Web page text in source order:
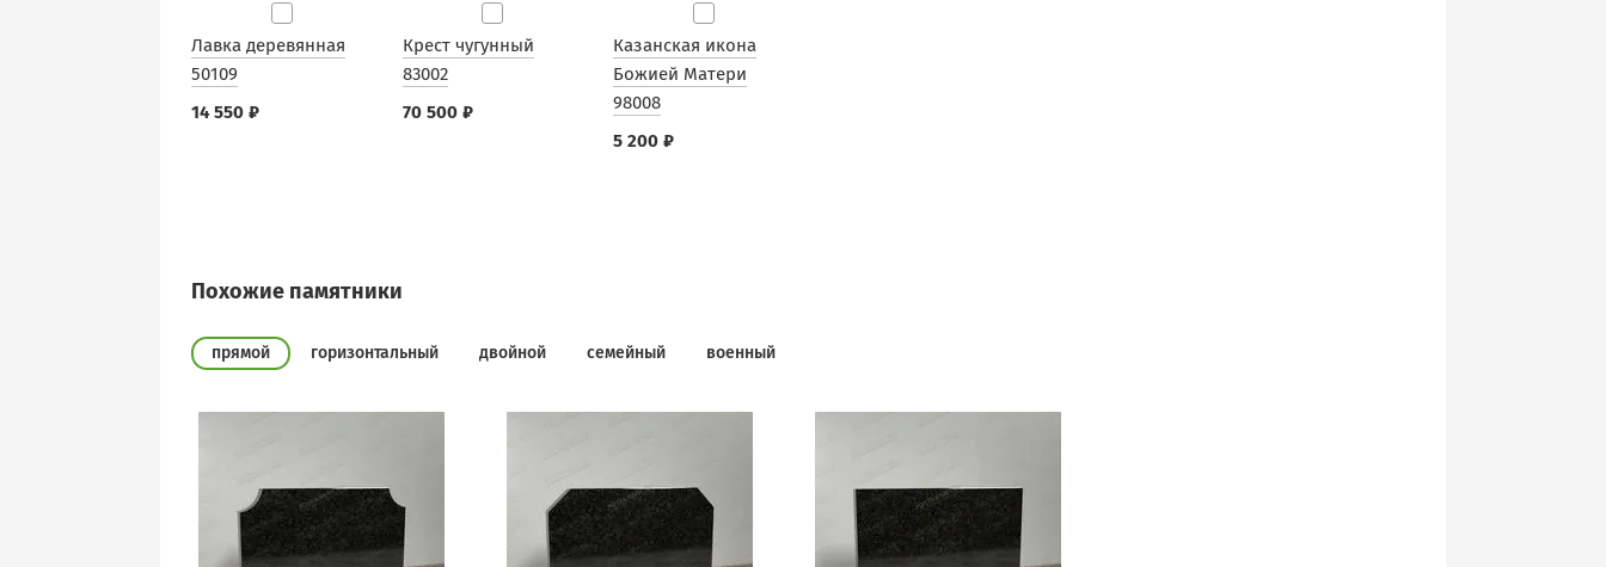
Лавка деревянная
50109
14 550 ₽
Крест чугунный
83002
70 500 ₽
Казанская икона
Божией Матери
98008
5 200 ₽
Похожие памятники
прямой горизонтальный двойной семейный военный